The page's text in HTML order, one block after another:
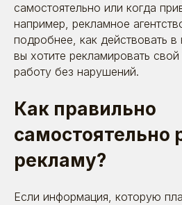
самостоятельно или когда
например, рекламное
подробнее, как действовать
вы хотите рекламировать
работу без нарушений.
Как правильно
самостоятельно
рекламу?
Если информация, которую